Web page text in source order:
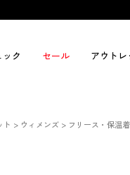
ック セール アウトレ
ト ウィメンズ フリース・保温着